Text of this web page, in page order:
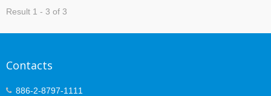
Result 1 - 3 of 3
Contacts
886-2-8797-1111